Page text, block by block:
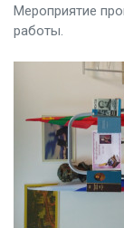
Мероприятие
работы.